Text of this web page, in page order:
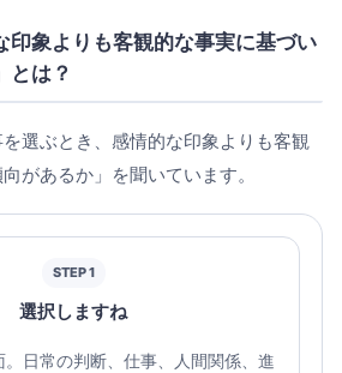
印象よりも客観的な事実に基づい
とは？
選ぶとき、感情的な印象よりも客観
があるか」を聞いています。
STEP 1
選択しますね
日常の判断、仕事、人間関係、進